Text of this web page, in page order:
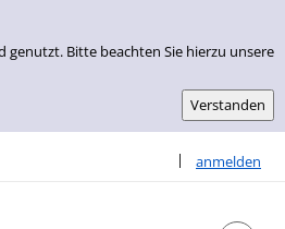
Bitte beachten Sie hierzu unsere
| anmelden
Sprache